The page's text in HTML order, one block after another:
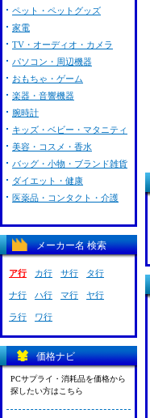
ペット・ペットグッズ
家電
TV・オーディオ・カメラ
パソコン・周辺機器
おもちゃ・ゲーム
楽器・音響機器
腕時計
キッズ・ベビー・マタニティ
美容・コスメ・香水
バッグ・小物・ブランド雑貨
ダイエット・健康
医薬品・コンタクト・介護
メーカー名 検索
ア行 カ行 サ行 タ行
ナ行 ハ行 マ行 ヤ行
ラ行 ワ行
価格ナビ
PCサプライ・消耗品を価格から
探したい方はこちら